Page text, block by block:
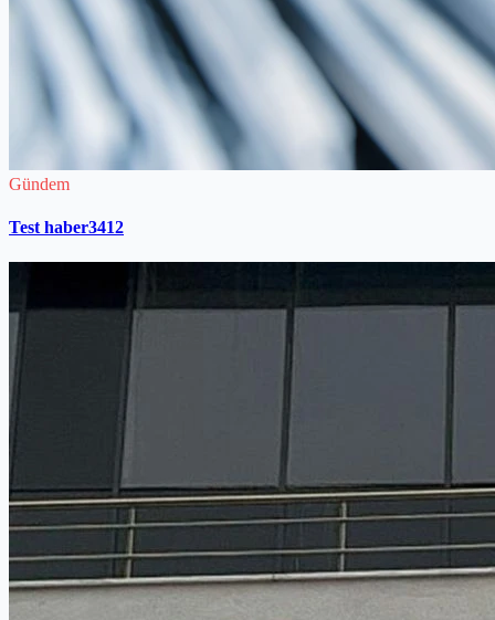
Gündem
Test haber3412